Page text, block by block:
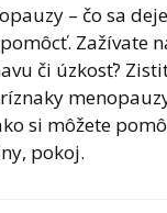
– čo sa
Zažívate
či úzkosť?
si môžete
pokoj.